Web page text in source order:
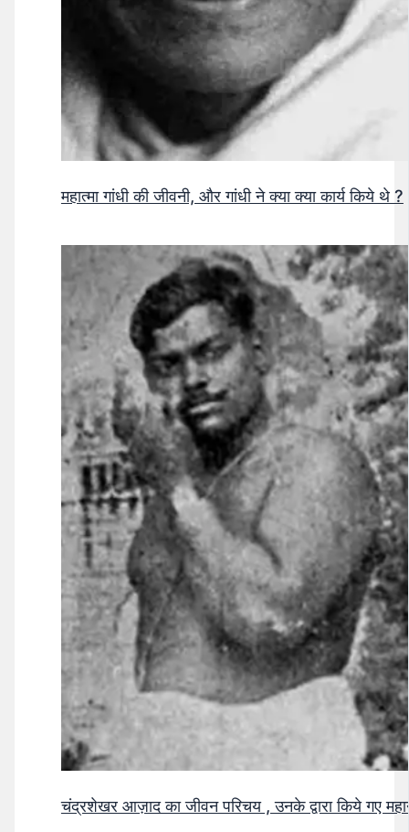
महात्मा गांधी की जीवनी, और गांधी ने क्या क्या कार्य किये थे ?
चंद्रशेखर आज़ाद का जीवन परिचय , उनके द्वारा किये गए